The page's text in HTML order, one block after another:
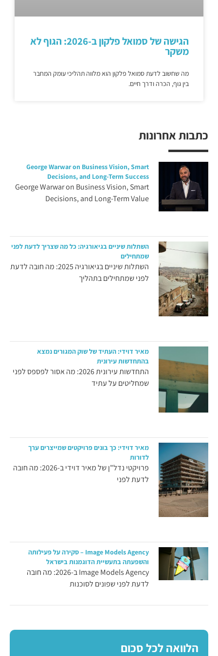
כתבות אחרונות
George Warwar on Business Vision, Smart
Decisions, and Long-Term Success
George Warwar on Business Vision, Smart
Decisions, and Long-Term Value
השתלות שיניים בגיאורגיה: כל מה שצריך לדעת לפני
שמתחילים
השתלות שיניים בגיאורגיה 2025: מה חובה לדעת
לפני שמתחילים בתהליך
מאיר דוידי: העתיד של שוק המגורים נמצא
בהתחדשות עירונית
התחדשות עירונית 2026: מה אסור לפספס לפני
שמחליטים על עתיד
מאיר דוידי: כך בונים פרויקטים שמייצרים ערך
לדורות
פרויקטי נדל"ן של מאיר דוידי ב-2026: מה חובה
לדעת לפני
Image Models Agency – סקירה על פעילותה
והשפעתה בתעשיית הדוגמנות בישראל
Image Models Agency ב-2026: מה חובה
לדעת לפני שפונים לסוכנות
הלוואה לכל סכום
הגישה של סמואל פלקון ב-2026: הגוף לא
משקר
מה שחשוב לדעת סמואל פלקון הוא מלווה תהליכי עומק המחבר
בין גוף, הכרה ודרך חיים.